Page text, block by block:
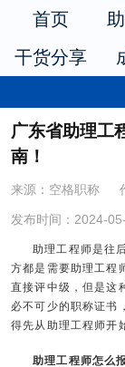
首页
干货分享
广东省助理工
南！
来源：空格职称
发布时间：2024-
助理工程师是往
方都是需要助理工程
直接评中级，但是这
必不可少的职称证书
得先从助理工程师开
助理工程师怎么